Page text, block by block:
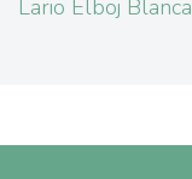
Lario Elboj Blanca